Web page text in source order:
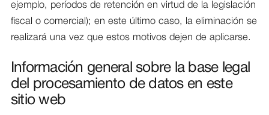
ejemplo, períodos de retención en virtud de la legislación
fiscal o comercial); en este último caso, la eliminación se
realizará una vez que estos motivos dejen de aplicarse.
Información general sobre la base legal
del procesamiento de datos en este
sitio web